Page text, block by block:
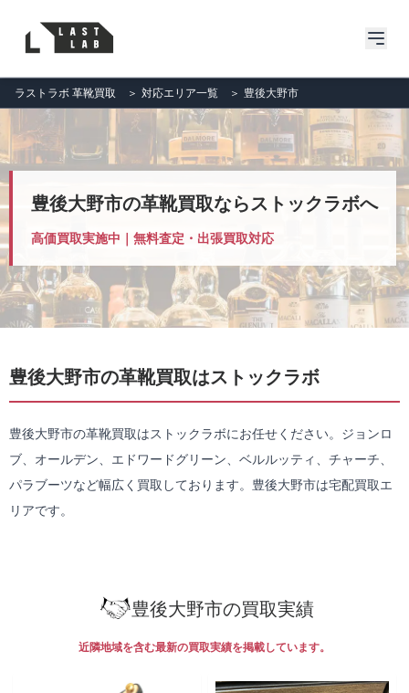
ラストラボ 革靴買取 ＞ 対応エリア一覧 ＞ 豊後大野市
豊後大野市の革靴買取ならストックラボへ
高価買取実施中｜無料査定・出張買取対応
豊後大野市の革靴買取はストックラボ
豊後大野市の革靴買取はストックラボにお任せください。ジョンロ
ブ、オールデン、エドワードグリーン、ベルルッティ、チャーチ、
パラブーツなど幅広く買取しております。豊後大野市は宅配買取エ
リアです。
豊後大野市の買取実績
近隣地域を含む最新の買取実績を掲載しています。